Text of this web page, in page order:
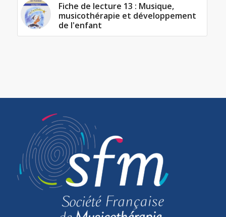
Fiche de lecture 13 : Musique,
musicothérapie et développement
de l'enfant